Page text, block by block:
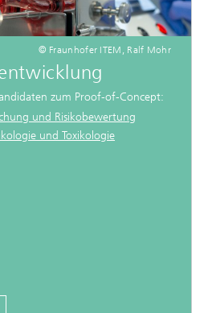
© Fraunhofer ITEM, Ralf Mohr
zum Proof-of-Concept:
und Risikobewertung
und Toxikologie